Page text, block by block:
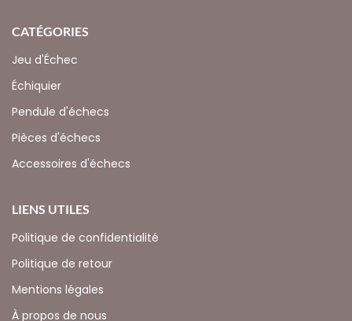
CATÉGORIES
Jeu d'Échec
Échiquier
Pendule d'échecs
Pièces d'échecs
Accessoires d'échecs
LIENS UTILES
Politique de confidentialité
Politique de retour
Mentions légales
À propos de nous